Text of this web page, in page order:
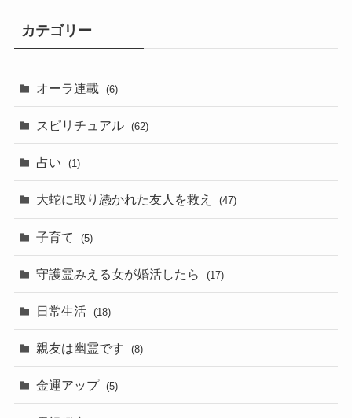
カテゴリー
オーラ連載 (6)
スピリチュアル (62)
占い (1)
大蛇に取り憑かれた友人を救え (47)
子育て (5)
守護霊みえる女が婚活したら (17)
日常生活 (18)
親友は幽霊です (8)
金運アップ (5)